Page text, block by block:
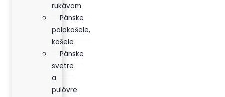
rukávom
Pánske
polokošele,
košele
Pánske
svetre
a
pulóvre